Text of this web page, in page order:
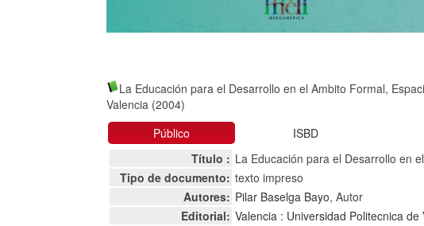
La Educación para el Desarrollo en el Ambito Formal,
Valencia (2004)
Público
ISBD
Título : La Educación para el Desarrollo en
Tipo de documento: texto impreso
Autores: Pilar Baselga Bayo, Autor
Editorial: Valencia : Universidad Politecnica de